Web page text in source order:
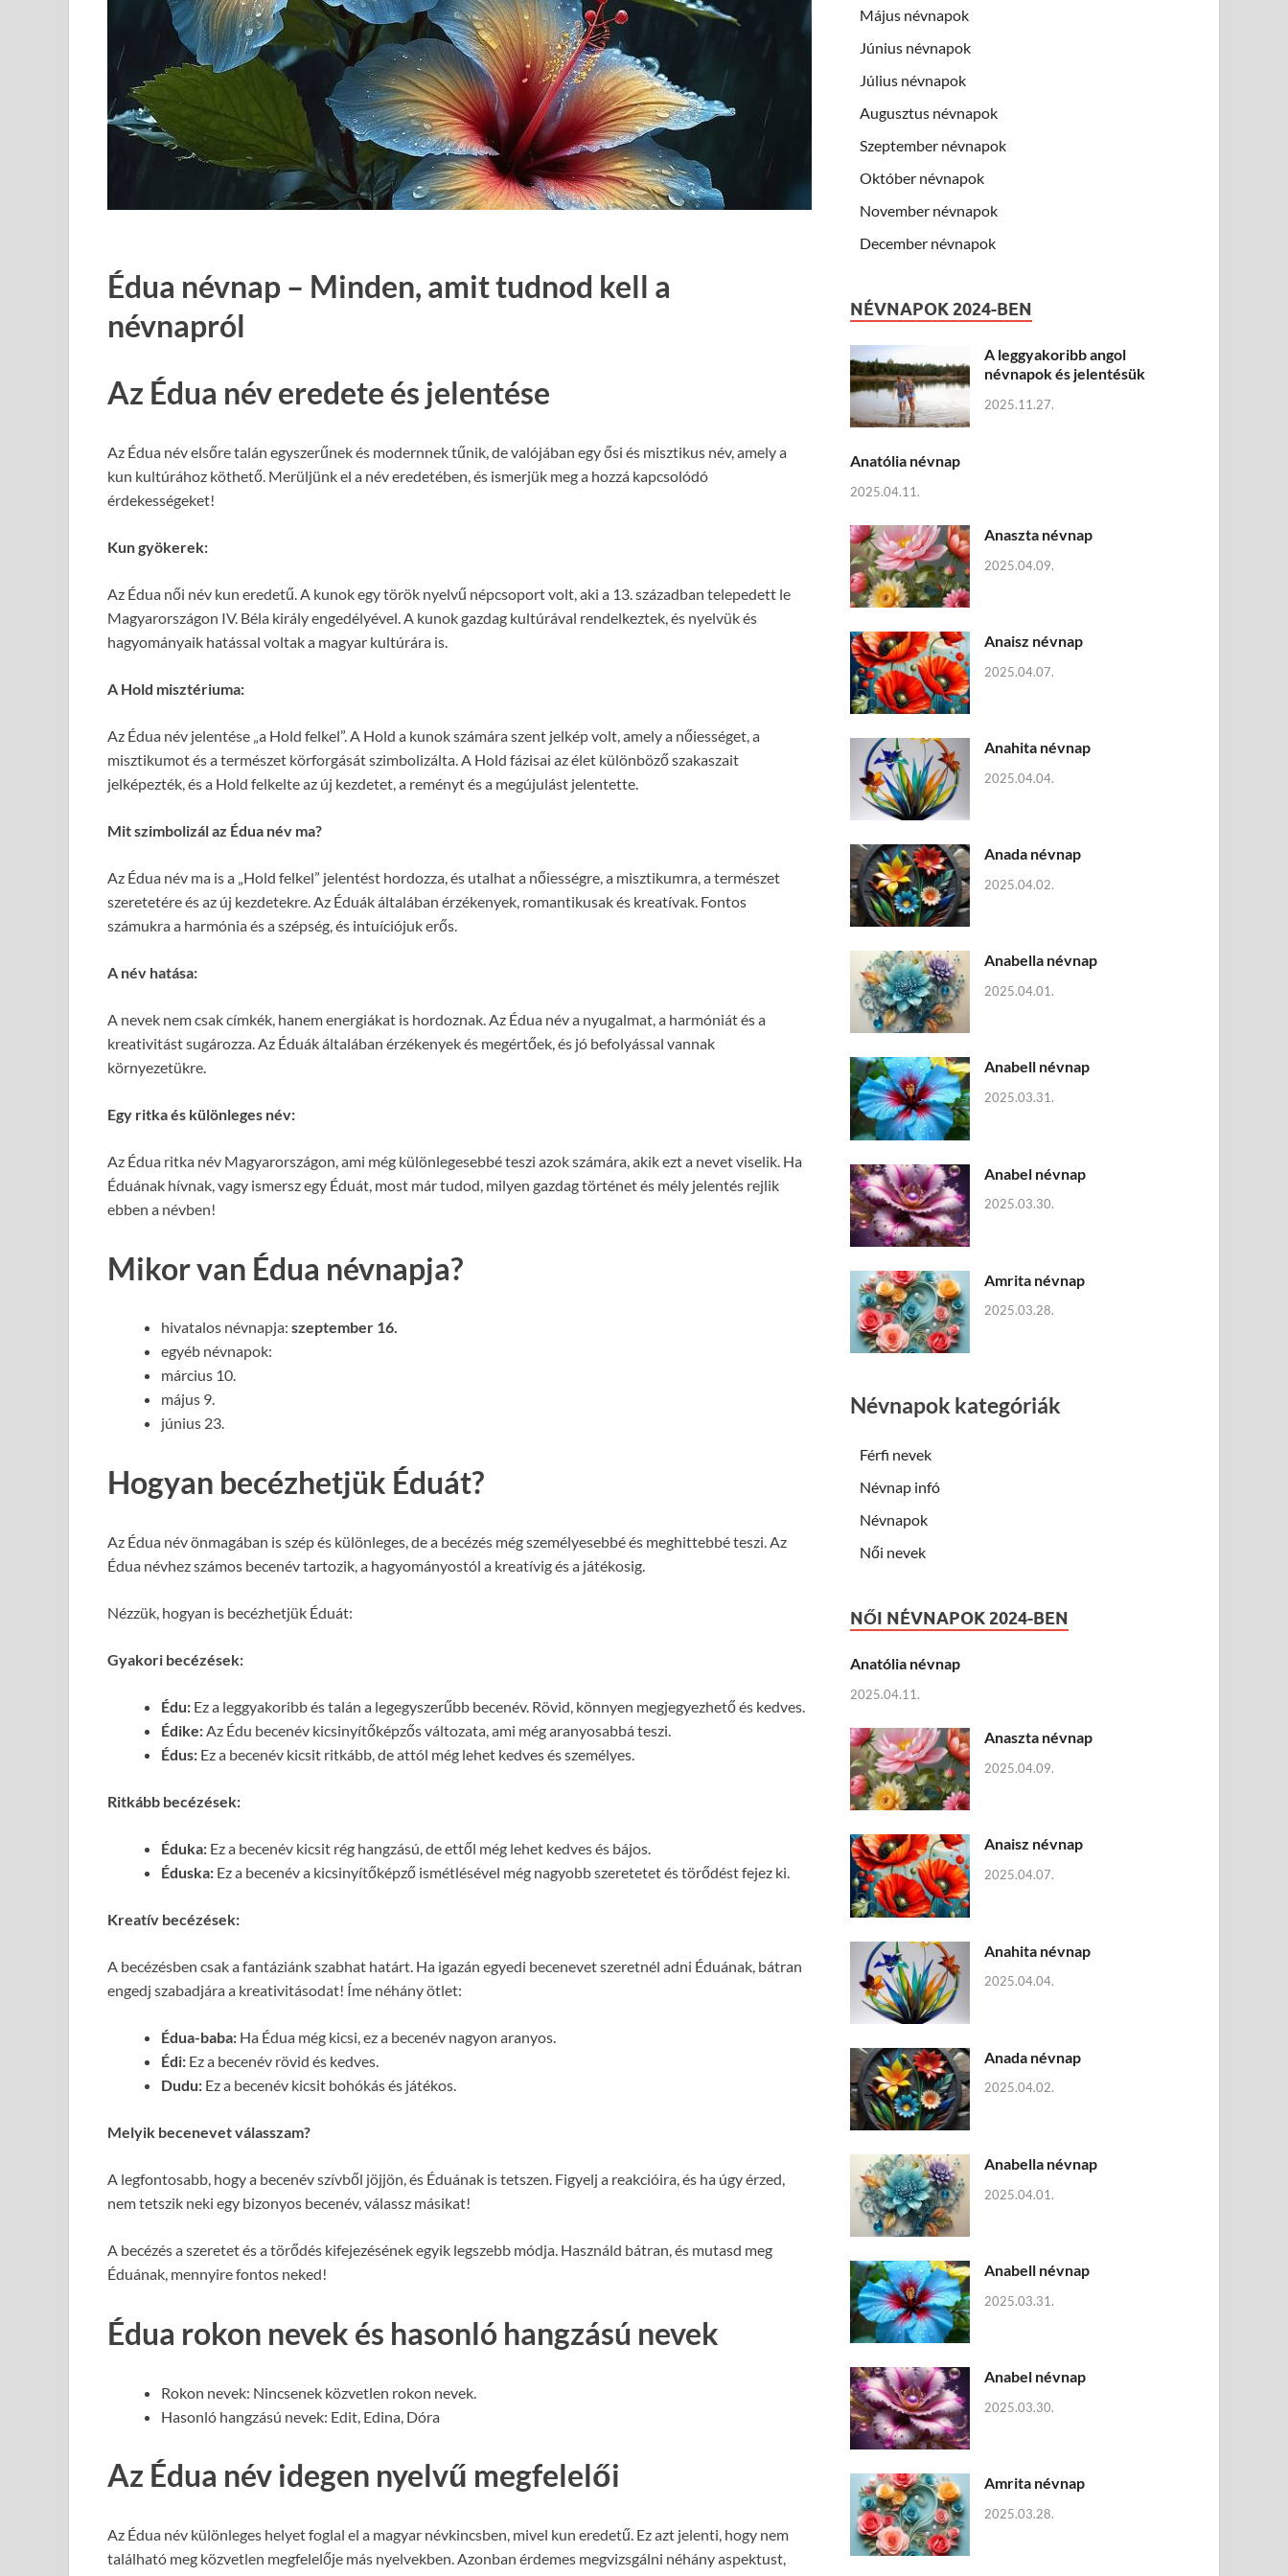
Édua névnap – Minden, amit tudnod kell a
névnapról
Az Édua név eredete és jelentése
Az Édua név elsőre talán egyszerűnek és modernnek tűnik, de valójában egy ősi és misztikus név, amely a
kun kultúrához köthető. Merüljünk el a név eredetében, és ismerjük meg a hozzá kapcsolódó
érdekességeket!
Kun gyökerek:
Az Édua női név kun eredetű. A kunok egy török nyelvű népcsoport volt, aki a 13. században telepedett le
Magyarországon IV. Béla király engedélyével. A kunok gazdag kultúrával rendelkeztek, és nyelvük és
hagyományaik hatással voltak a magyar kultúrára is.
A Hold misztériuma:
Az Édua név jelentése „a Hold felkel”. A Hold a kunok számára szent jelkép volt, amely a nőiességet, a
misztikumot és a természet körforgását szimbolizálta. A Hold fázisai az élet különböző szakaszait
jelképezték, és a Hold felkelte az új kezdetet, a reményt és a megújulást jelentette.
Mit szimbolizál az Édua név ma?
Az Édua név ma is a „Hold felkel” jelentést hordozza, és utalhat a nőiességre, a misztikumra, a természet
szeretetére és az új kezdetekre. Az Éduák általában érzékenyek, romantikusak és kreatívak. Fontos
számukra a harmónia és a szépség, és intuíciójuk erős.
A név hatása:
A nevek nem csak címkék, hanem energiákat is hordoznak. Az Édua név a nyugalmat, a harmóniát és a
kreativitást sugározza. Az Éduák általában érzékenyek és megértőek, és jó befolyással vannak
környezetükre.
Egy ritka és különleges név:
Az Édua ritka név Magyarországon, ami még különlegesebbé teszi azok számára, akik ezt a nevet viselik. Ha
Éduának hívnak, vagy ismersz egy Éduát, most már tudod, milyen gazdag történet és mély jelentés rejlik
ebben a névben!
Mikor van Édua névnapja?
hivatalos névnapja: szeptember 16.
egyéb névnapok:
március 10.
május 9.
június 23.
Hogyan becézhetjük Éduát?
Az Édua név önmagában is szép és különleges, de a becézés még személyesebbé és meghittebbé teszi. Az
Édua névhez számos becenév tartozik, a hagyományostól a kreatívig és a játékosig.
Nézzük, hogyan is becézhetjük Éduát:
Gyakori becézések:
Édu: Ez a leggyakoribb és talán a legegyszerűbb becenév. Rövid, könnyen megjegyezhető és kedves.
Édike:Az Édu becenév kicsinyítőképzős változata, ami még aranyosabbá teszi.
Édus: Ez a becenév kicsit ritkább, de attól még lehet kedves és személyes.
Ritkább becézések:
Éduka: Ez a becenév kicsit rég hangzású, de ettől még lehet kedves és bájos.
Éduska: Ez a becenév a kicsinyítőképző ismétlésével még nagyobb szeretetet és törődést fejez ki.
Kreatív becézések:
A becézésben csak a fantáziánk szabhat határt. Ha igazán egyedi becenevet szeretnél adni Éduának, bátran
engedj szabadjára a kreativitásodat! Íme néhány ötlet:
Édua-baba: Ha Édua még kicsi, ez a becenév nagyon aranyos.
Édi: Ez a becenév rövid és kedves.
Dudu: Ez a becenév kicsit bohókás és játékos.
Melyik becenevet válasszam?
A legfontosabb, hogy a becenév szívből jöjjön, és Éduának is tetszen. Figyelj a reakcióira, és ha úgy érzed,
nem tetszik neki egy bizonyos becenév, válassz másikat!
A becézés a szeretet és a törődés kifejezésének egyik legszebb módja. Használd bátran, és mutasd meg
Éduának, mennyire fontos neked!
Édua rokon nevek és hasonló hangzású nevek
Rokon nevek: Nincsenek közvetlen rokon nevek.
Hasonló hangzású nevek: Edit, Edina, Dóra
Az Édua név idegen nyelvű megfelelői
Az Édua név különleges helyet foglal el a magyar névkincsben, mivel kun eredetű. Ez azt jelenti, hogy nem
található meg közvetlen megfelelője más nyelvekben. Azonban érdemes megvizsgálni néhány aspektust,
Május névnapok
Június névnapok
Július névnapok
Augusztus névnapok
Szeptember névnapok
Október névnapok
November névnapok
December névnapok
NÉVNAPOK 2024-BEN
A leggyakoribb angol
névnapok és jelentésük
2025.11.27.
Anatólia névnap
2025.04.11.
Anaszta névnap
2025.04.09.
Anaisz névnap
2025.04.07.
Anahita névnap
2025.04.04.
Anada névnap
2025.04.02.
Anabella névnap
2025.04.01.
Anabell névnap
2025.03.31.
Anabel névnap
2025.03.30.
Amrita névnap
2025.03.28.
Névnapok kategóriák
Férfi nevek
Névnap infó
Névnapok
Női nevek
NŐI NÉVNAPOK 2024-BEN
Anatólia névnap
2025.04.11.
Anaszta névnap
2025.04.09.
Anaisz névnap
2025.04.07.
Anahita névnap
2025.04.04.
Anada névnap
2025.04.02.
Anabella névnap
2025.04.01.
Anabell névnap
2025.03.31.
Anabel névnap
2025.03.30.
Amrita névnap
2025.03.28.